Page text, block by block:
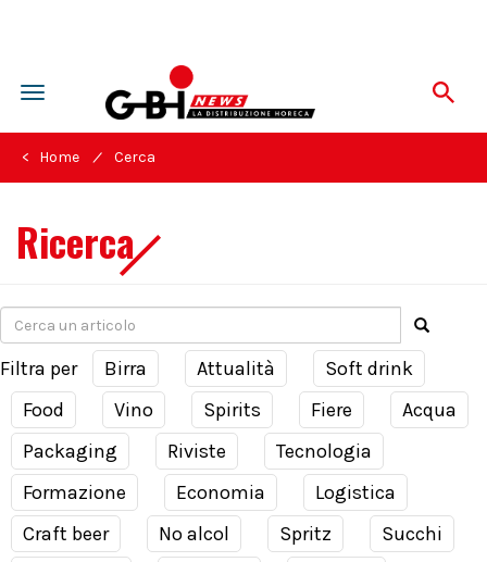
Toggle
navigation
< Home / Cerca
Ricerca
Filtra per Birra Attualità
Soft drink
Food
Vino Spirits Fiere
Acqua
Packaging
Riviste
Tecnologia
Formazione
Economia
Logistica
Craft beer
No alcol Spritz
Succhi